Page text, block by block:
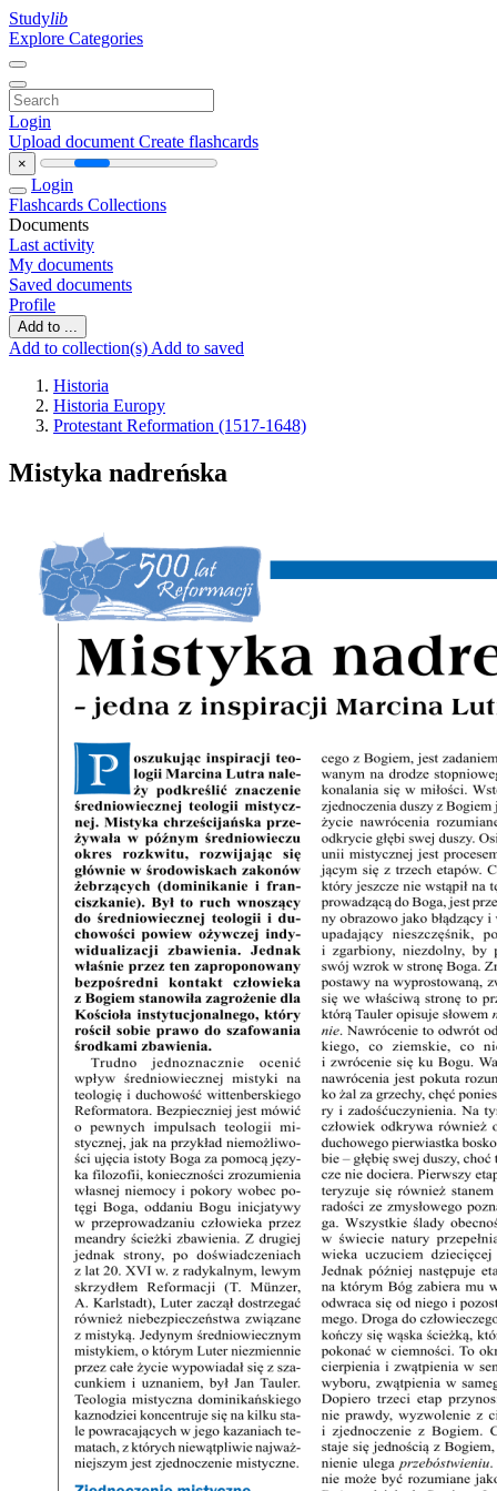
Studylib
Explore Categories
Login
Upload document Create flashcards
×
Login
Flashcards Collections
Documents
Last activity
My documents
Saved documents
Profile
Add to ...
Add to collection(s) Add to saved
Historia
Historia Europy
Protestant Reformation (1517-1648)
Mistyka nadreńska